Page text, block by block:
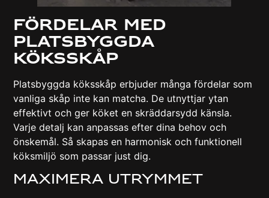
Fördelar Med
Platsbyggda
Köksskåp
Platsbyggda köksskåp erbjuder många fördelar som
vanliga skåp inte kan matcha. De utnyttjar ytan
effektivt och ger köket en skräddarsydd känsla.
Varje detalj kan anpassas efter dina behov och
önskemål. Så skapas en harmonisk och funktionell
köksmiljö som passar just dig.
Maximera Utrymmet